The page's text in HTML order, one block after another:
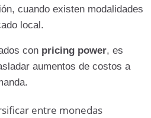
cuando existen modalidades
local.
con pricing power, es
aumentos de costos a
entre monedas